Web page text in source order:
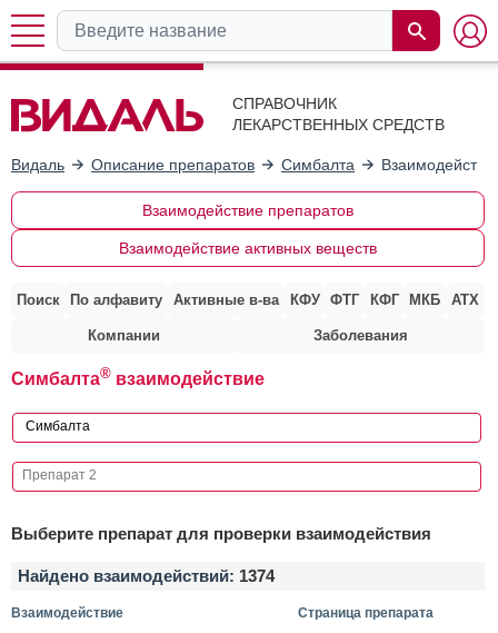
СПРАВОЧНИК
ЛЕКАРСТВЕННЫХ СРЕДСТВ
Видаль Описание препаратов Симбалта
Взаимодействие препаратов
Взаимодействие активных веществ
Поиск По алфавиту Активные в-ва КФУ ФТГ КФГ МКБ АТХ
Компании Заболевания
Симбалта® взаимодействие
Выберите препарат для проверки взаимодействия
Найдено взаимодействий: 1374
Взаимодействие Страница препарата